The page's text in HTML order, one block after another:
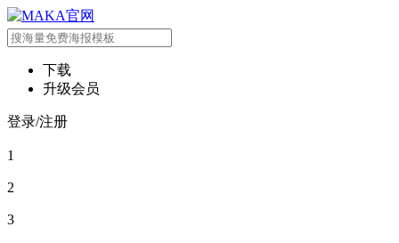
下载
升级会员
登录/注册
1
2
3